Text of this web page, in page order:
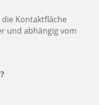
Kontaktfläche
und abhängig vom